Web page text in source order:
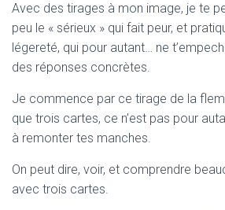
Avec des tirages à mon image, je te
peu le « sérieux » qui fait peur, et
légereté, qui pour autant… ne
des réponses concrètes.
Je commence par ce tirage de la
que trois cartes, ce n’est pas pour
à remonter tes manches.
On peut dire, voir, et comprendre
avec trois cartes.